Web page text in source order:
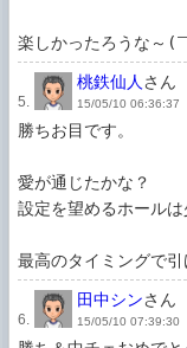
楽しかったろうな～(
5.
桃鉄仙人さん
15/05/10 06:36:37
勝ちお目です。
愛が通じたかな？
設定を望めるホールは
最高のタイミングで引
6.
田中シンさん
15/05/10 07:39:30